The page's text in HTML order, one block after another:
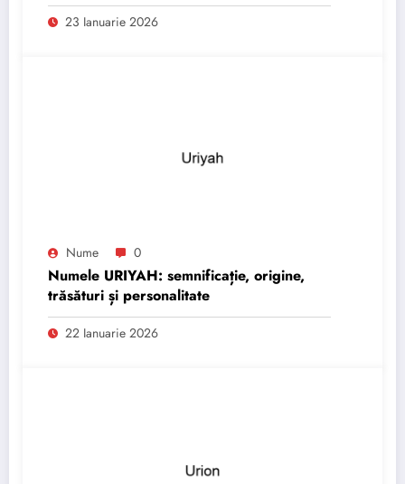
23 Ianuarie 2026
Nume 0
Numele URIYAH: semnificație, origine,
trăsături și personalitate
22 Ianuarie 2026